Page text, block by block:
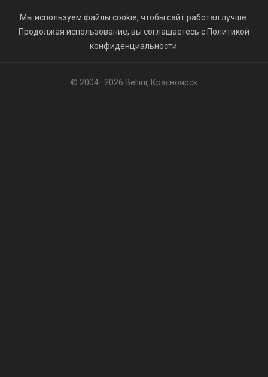
Мы используем файлы cookie, чтобы сайт работал лучше.
Продолжая использование, вы соглашаетесь с Политикой
конфиденциальности.
© 2004–2026 Bellini, Красноярск